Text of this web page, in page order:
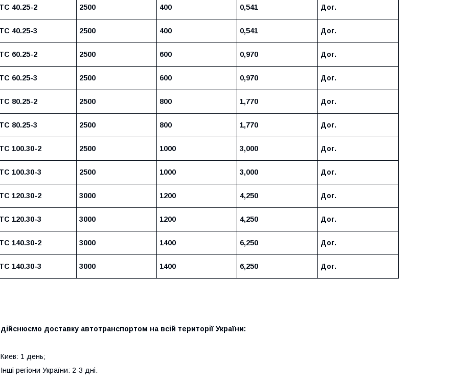
ТС 40.25-2 2500 400 0,541 Дог.
ТС 40.25-3 2500 400 0,541 Дог.
ТС 60.25-2 2500 600 0,970 Дог.
ТС 60.25-3 2500 600 0,970 Дог.
ТС 80.25-2 2500 800 1,770 Дог.
ТС 80.25-3 2500 800 1,770 Дог.
ТС 100.30-2 2500 1000 3,000 Дог.
ТС 100.30-3 2500 1000 3,000 Дог.
ТС 120.30-2 3000 1200 4,250 Дог.
ТС 120.30-3 3000 1200 4,250 Дог.
ТС 140.30-2 3000 1400 6,250 Дог.
ТС 140.30-3 3000 1400 6,250 Дог.
доставку автотранспортом на всій території України:
1 день;
регіони України: 2-3 дні.